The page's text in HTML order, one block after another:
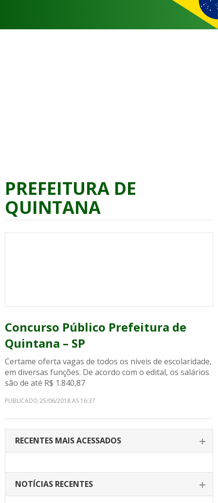
PREFEITURA DE
QUINTANA
Concurso Público Prefeitura de
Quintana – SP
Certame oferta vagas de todos os níveis de escolaridade,
em diversas funções. De acordo com o edital, os salários
são de até R$ 1.840,87
PUBLICADO 25/06/2018 AS 16:37
RECENTES MAIS ACESSADOS
NOTÍCIAS RECENTES